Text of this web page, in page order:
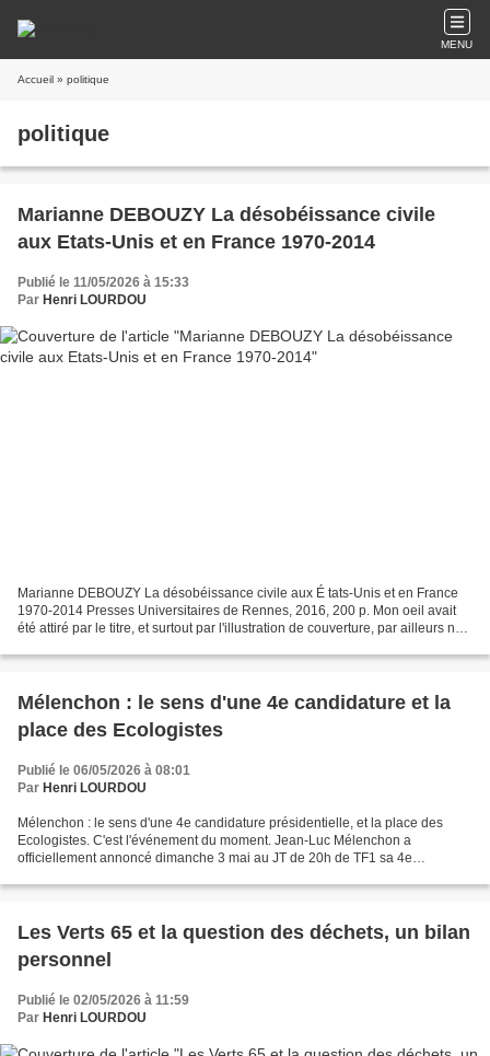
MENU
Accueil » politique
politique
Marianne DEBOUZY La désobéissance civile
aux Etats-Unis et en France 1970-2014
Publié le 11/05/2026 à 15:33
Par Henri LOURDOU
Marianne DEBOUZY La désobéissance civile aux É tats-Unis et en France
1970-2014 Presses Universitaires de Rennes, 2016, 200 p. Mon oeil avait
été attiré par le titre, et surtout par l'illustration de couverture, par ailleurs non
Mélenchon : le sens d'une 4e candidature et la
place des Ecologistes
Publié le 06/05/2026 à 08:01
Par Henri LOURDOU
Mélenchon : le sens d'une 4e candidature présidentielle, et la place des
Ecologistes. C'est l'événement du moment. Jean-Luc Mélenchon a
officiellement annoncé dimanche 3 mai au JT de 20h de TF1 sa 4e
Les Verts 65 et la question des déchets, un bilan
personnel
Publié le 02/05/2026 à 11:59
Par Henri LOURDOU